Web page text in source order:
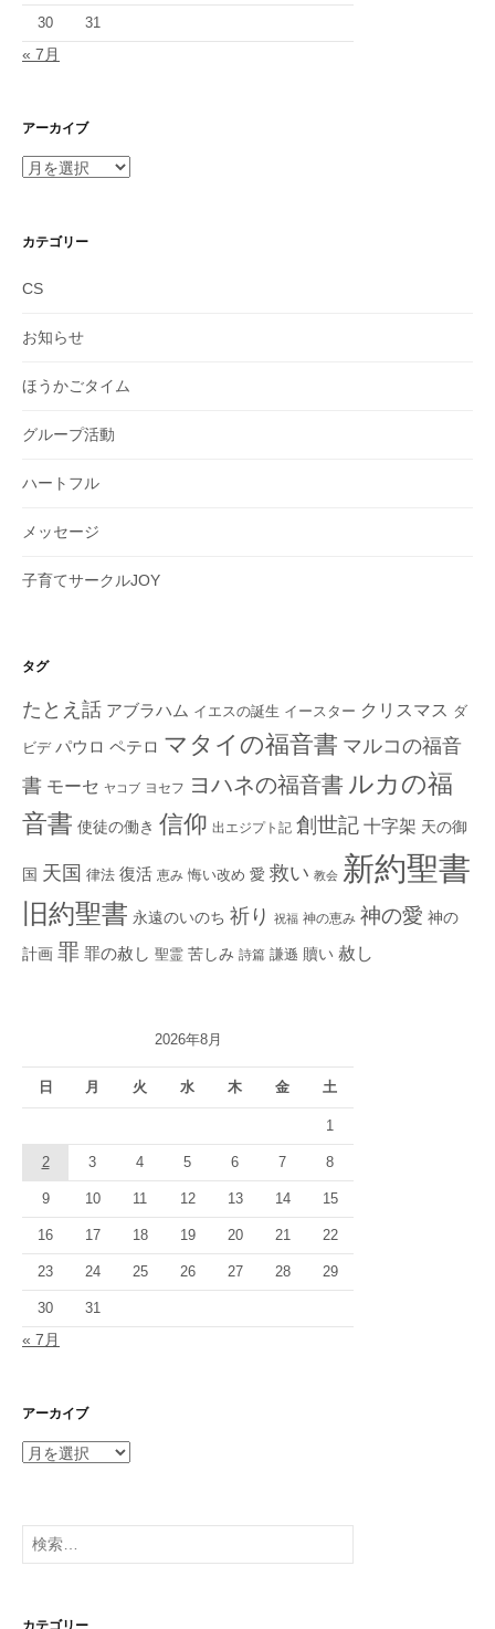
30 31
« 7月
アーカイブ
ア
イ
カテゴリー
CS
お知らせ
ほうかごタイム
グループ活動
ハートフル
メッセージ
子育てサークルJOY
タグ
たとえ話 アブラハム イエスの誕生 イースター クリスマス ダ
ビデ パウロ ペテロ マタイの福音書 マルコの福音
書 モーセ ヤコブ ヨセフ ヨハネの福音書 ルカの福
音書 使徒の働き 信仰 出エジプト記 創世記 十字架 天の御
国 天国 律法 復活 恵み 悔い改め 愛 救い 教会 新約聖書
旧約聖書 永遠のいのち 祈り 祝福 神の恵み 神の愛 神の
計画 罪 罪の赦し 聖霊 苦しみ 詩篇 謙遜 贖い 赦し
2026年8月
日 月 火 水 木 金 土
1
2 3 4 5 6 7 8
9 10 11 12 13 14 15
16 17 18 19 20 21 22
23 24 25 26 27 28 29
30 31
« 7月
アーカイブ
ア
イ
ブ
検
索:
カテゴリー